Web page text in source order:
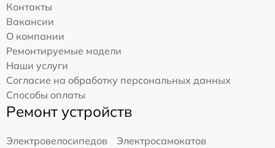
Контакты
Вакансии
О компании
Ремонтируемые модели
Наши услуги
Согласие на обработку персональных данных
Способы оплаты
Ремонт устройств
Электровелосипедов
Электросамокатов